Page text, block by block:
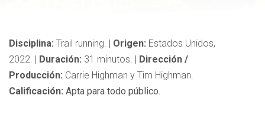
Disciplina: Trail running. Origen: Estados Unidos,
2022.
Duración: 31 minutos.
Dirección /
Producción: Carrie Highman y Tim Highman.
Calificación: Apta para todo público.